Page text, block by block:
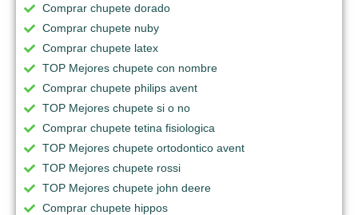
Comprar chupete dorado
Comprar chupete nuby
Comprar chupete latex
TOP Mejores chupete con nombre
Comprar chupete philips avent
TOP Mejores chupete si o no
Comprar chupete tetina fisiologica
TOP Mejores chupete ortodontico avent
TOP Mejores chupete rossi
TOP Mejores chupete john deere
Comprar chupete hippos